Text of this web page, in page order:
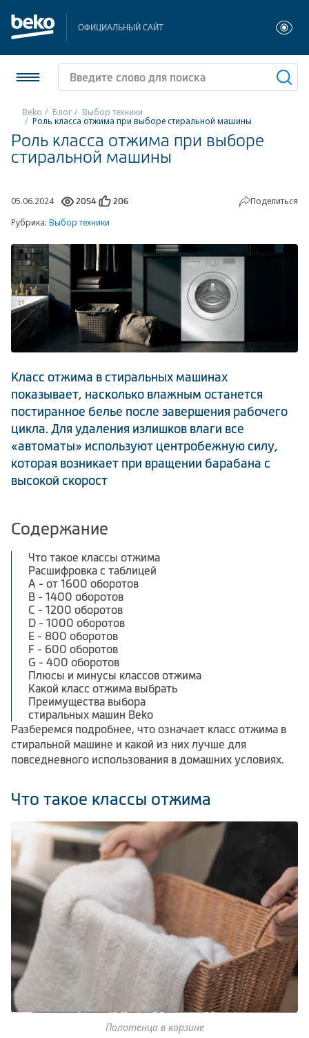
ОФИЦИАЛЬНЫЙ САЙТ
Холодильники и морозильники
Посудомоечные машины
Плиты
Встраиваемая техника
Малая бытовая техника
Климатическая техника
Сравнить
Beko Блог Выбор техники
Роль класса отжима при выборе стиральной машины
Роль класса отжима при выборе
стиральной машины
05.06.2024 2054 206
Поделиться
Рубрика: Выбор техники
Класс отжима в стиральных машинах
показывает, насколько влажным останется
постиранное белье после завершения рабочего
цикла. Для удаления излишков влаги все
«автоматы» используют центробежную силу,
которая возникает при вращении барабана с
высокой скорост
Содержание
Что такое классы отжима
Расшифровка с таблицей
А - от 1600 оборотов
B - 1400 оборотов
С - 1200 оборотов
D - 1000 оборотов
E - 800 оборотов
F - 600 оборотов
G - 400 оборотов
Плюсы и минусы классов отжима
Какой класс отжима выбрать
Преимущества выбора
стиральных машин Beko
Разберемся подробнее, что означает класс отжима в
стиральной машине и какой из них лучше для
повседневного использования в домашних условиях.
Что такое классы отжима
Полотенца в корзине